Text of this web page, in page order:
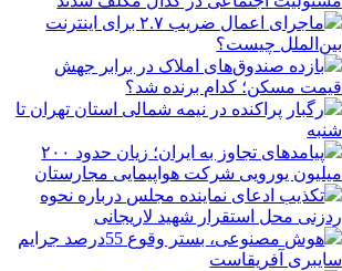
ماجرای اعمال ضریب ۲.۷ برای اینترنت
بین‌الملل چیست؟
بازده صندوق‌های املاک در برابر جهش
قیمت مسکن؛ کدام برنده شد؟
رگبار پراکنده در نیمه شمالی استان تهران تا
شنبه
پیامدهای تجاوز به ایران؛ زیان حدود ۲۰۰
میلیون یورویی شرکت هواپیمایی مجارستان
تکذیب ادعای نماینده مجلس درباره نحوه
ردزنی محل استقرار شهید لاریجانی
هوش مصنوعی، بستر وقوع 55درصد جرایم
سایبری آفریقاست